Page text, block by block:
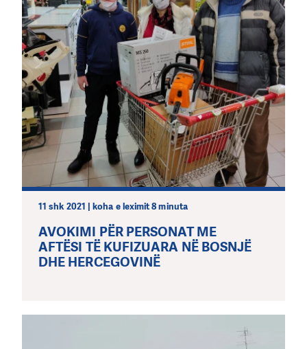
11 shk 2021 | koha e leximit 8 minuta
AVOKIMI PËR PERSONAT ME
AFTËSI TË KUFIZUARA NË BOSNJË
DHE HERCEGOVINË